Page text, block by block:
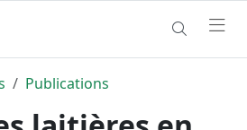
Publications